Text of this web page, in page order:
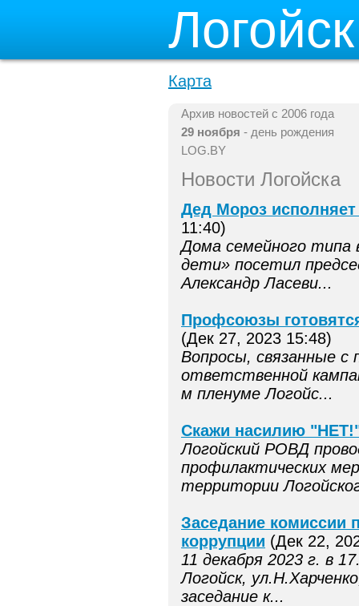
Логойск
Карта
Архив новостей с 2006 года
29 ноября - день рождения
LOG.BY
Новости Логойска
Дед Мороз
11:40)
Дома семейного типа
дети» посетил
Александр Ласеви...
Профсоюзы
(Дек 27, 2023 15:48)
Вопросы, связанные с
ответственной
м пленуме Логойс...
Скажи насилию
Логойский РОВД
профилактических
территории
Заседание комиссии
коррупции (Дек 22,
11 декабря 2023 г. в
Логойск,
заседание к...